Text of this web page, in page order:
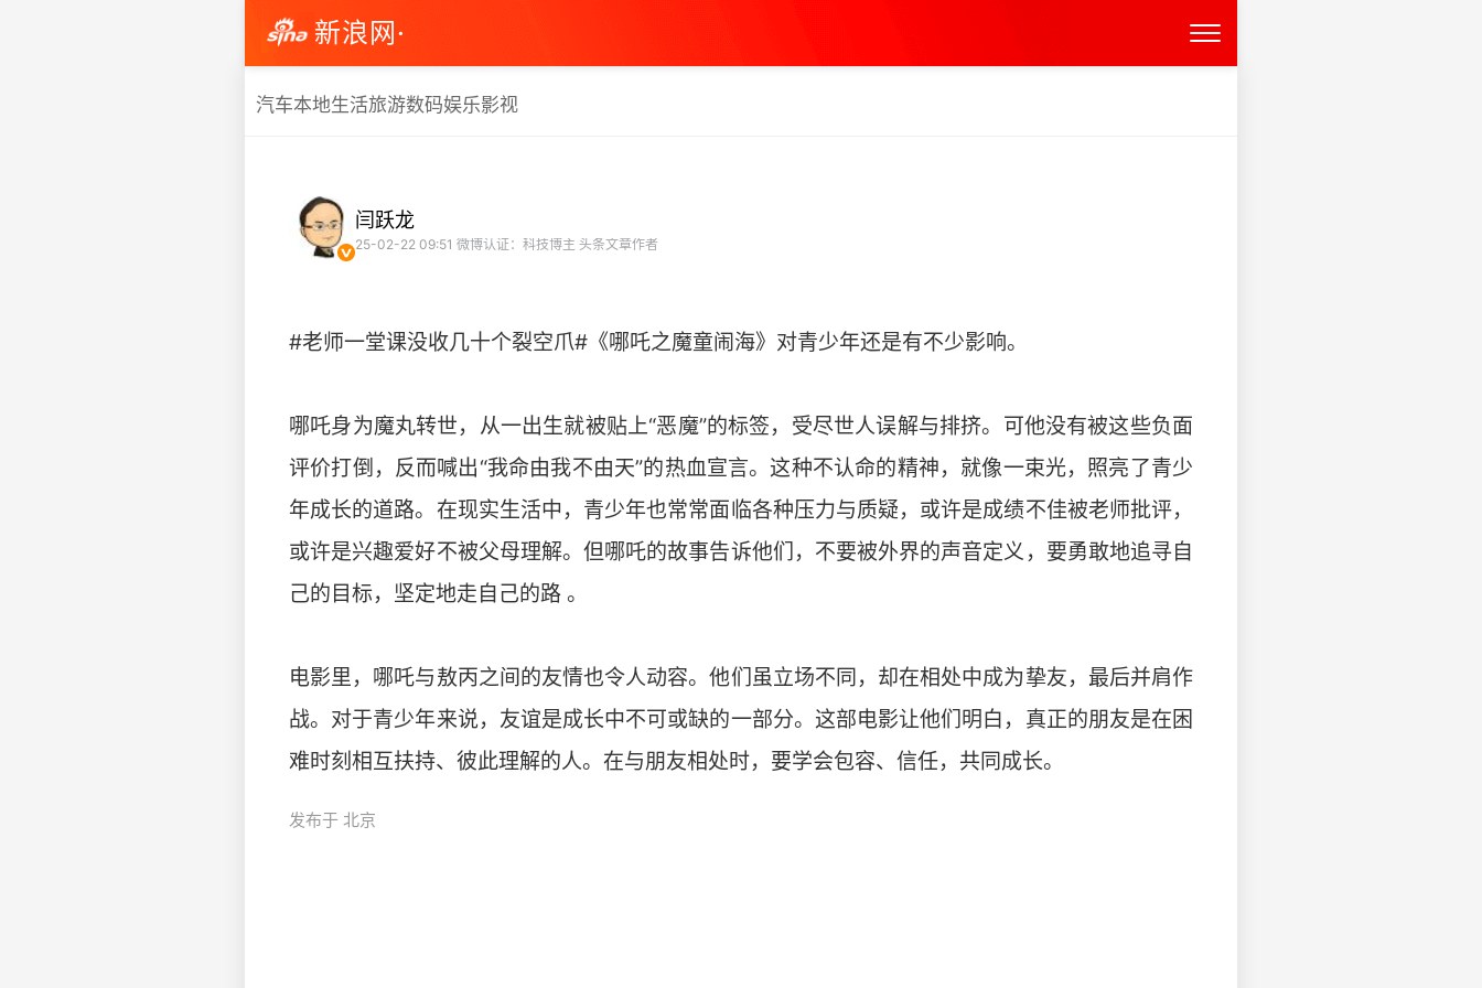
新浪网·
汽车本地生活旅游数码娱乐影视
闫跃龙
25-02-22 09:51 微博认证：科技博主 头条文章作者
#老师一堂课没收几十个裂空爪#《哪吒之魔童闹海》对青少年还是有不少影响。
哪吒身为魔丸转世，从一出生就被贴上“恶魔”的标签，受尽世人误解与排挤。可他没有被这些负面
评价打倒，反而喊出“我命由我不由天”的热血宣言。这种不认命的精神，就像一束光，照亮了青少
年成长的道路。在现实生活中，青少年也常常面临各种压力与质疑，或许是成绩不佳被老师批评，
或许是兴趣爱好不被父母理解。但哪吒的故事告诉他们，不要被外界的声音定义，要勇敢地追寻自
己的目标，坚定地走自己的路 。
电影里，哪吒与敖丙之间的友情也令人动容。他们虽立场不同，却在相处中成为挚友，最后并肩作
战。对于青少年来说，友谊是成长中不可或缺的一部分。这部电影让他们明白，真正的朋友是在困
难时刻相互扶持、彼此理解的人。在与朋友相处时，要学会包容、信任，共同成长。
发布于 北京